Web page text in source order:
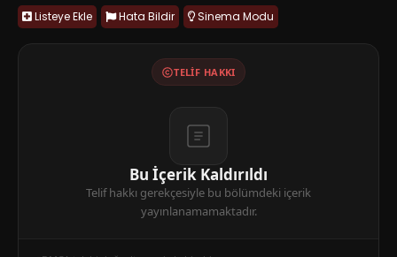
Listeye Ekle Hata Bildir Sinema Modu
TELIF HAKKI
Bu İçerik Kaldırıldı
Telif hakkı gerekçesiyle bu bölümdeki içerik
yayınlanamamaktadır.